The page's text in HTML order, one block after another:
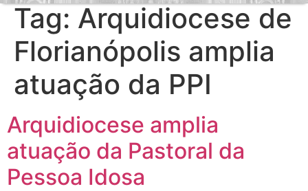
Tag: Arquidiocese de
Florianópolis amplia
atuação da PPI
Arquidiocese amplia
atuação da Pastoral da
Pessoa Idosa